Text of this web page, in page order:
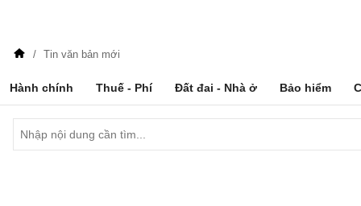
Tin văn bản mới
Hành chính Thuế - Phí Đất đai - Nhà ở Bảo hiểm